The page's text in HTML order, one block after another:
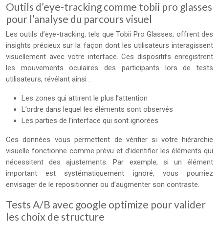
Outils d’eye-tracking comme tobii pro glasses
pour l’analyse du parcours visuel
Les outils d’eye-tracking, tels que Tobii Pro Glasses, offrent des
insights précieux sur la façon dont les utilisateurs interagissent
visuellement avec votre interface. Ces dispositifs enregistrent
les mouvements oculaires des participants lors de tests
utilisateurs, révélant ainsi :
Les zones qui attirent le plus l’attention
L’ordre dans lequel les éléments sont observés
Les parties de l’interface qui sont ignorées
Ces données vous permettent de vérifier si votre hiérarchie
visuelle fonctionne comme prévu et d’identifier les éléments qui
nécessitent des ajustements. Par exemple, si un élément
important est systématiquement ignoré, vous pourriez
envisager de le repositionner ou d’augmenter son contraste.
Tests A/B avec google optimize pour valider
les choix de structure